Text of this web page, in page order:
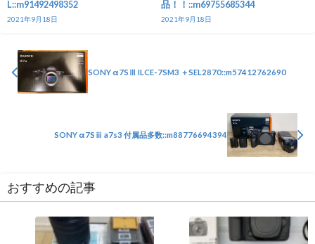
L::m91492498352
2021年9月18日
品！！::m69755685344
2021年9月18日
SONY α7SⅢ ILCE-7SM3 ＋SEL2870::m57412762690
SONY α7Sⅲ a7s3 付属品多数::m88776694394
おすすめの記事